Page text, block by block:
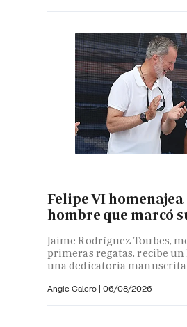
Felipe VI
hombre que marcó
Jaime Rodríguez-Toubes,
primeras regatas, recibe
una dedicatoria manuscrita
Angie Calero | 06/08/2026